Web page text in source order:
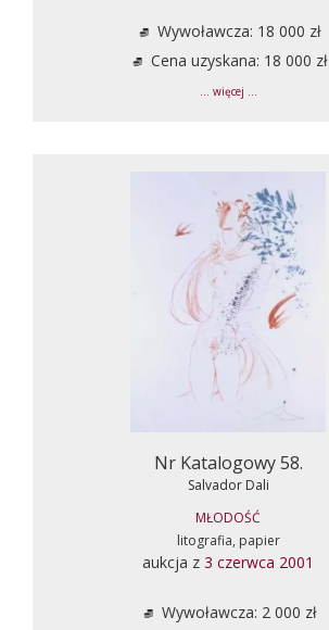
Wywoławcza: 18 000 zł
Cena uzyskana: 18 000 zł
... więcej ...
Nr Katalogowy 58.
Salvador Dali
MŁODOŚĆ
litografia, papier
aukcja z 3 czerwca 2001
Wywoławcza: 2 000 zł